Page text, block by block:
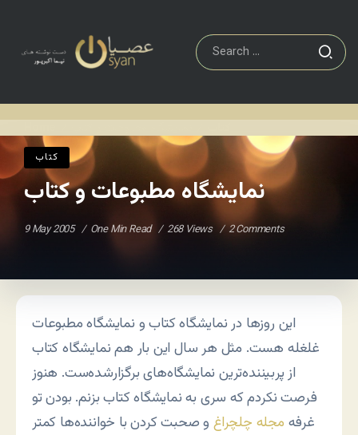
کتاب
نمایشگاه مطبوعات و کتاب
9 May 2005 One Min Read 268 Views 2 Comments
این روزها در نمایشگاه کتاب و نمایشگاه مطبوعات
غلغله هست. مثل هر سال این بار هم نمایشگاه کتاب
از پربیننده‌ترین نمایشگاه‌های برگزارشده‌ست. هنوز
فرصت نکردم که سری به نمایشگاه کتاب بزنم. بودن تو
غرفه مجله چلچراغو صحبت کردن با خواننده‌ها کمتر